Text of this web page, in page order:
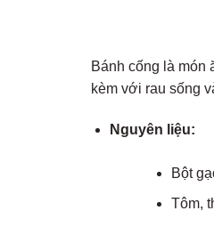
Bánh cống là món
kèm với rau sống
Nguyên liệu:
Bột
Tôm,